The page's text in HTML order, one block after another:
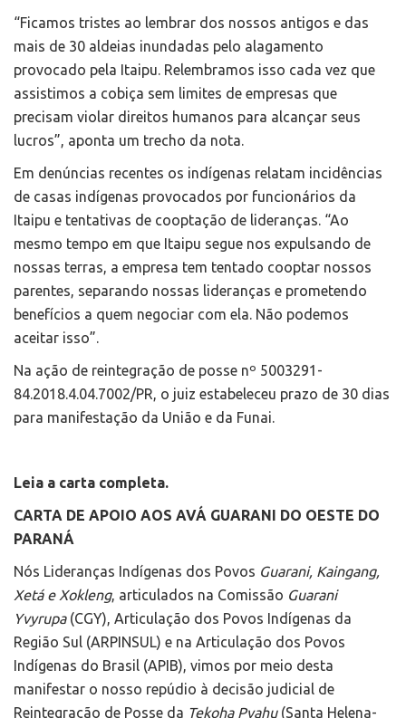
“Ficamos tristes ao lembrar dos nossos antigos e das
mais de 30 aldeias inundadas pelo alagamento
provocado pela Itaipu. Relembramos isso cada vez que
assistimos a cobiça sem limites de empresas que
precisam violar direitos humanos para alcançar seus
lucros”, aponta um trecho da nota.
Em denúncias recentes os indígenas relatam incidências
de casas indígenas provocados por funcionários da
Itaipu e tentativas de cooptação de lideranças. “Ao
mesmo tempo em que Itaipu segue nos expulsando de
nossas terras, a empresa tem tentado cooptar nossos
parentes, separando nossas lideranças e prometendo
benefícios a quem negociar com ela. Não podemos
aceitar isso”.
Na ação de reintegração de posse nº 5003291-
84.2018.4.04.7002/PR, o juiz estabeleceu prazo de 30 dias
para manifestação da União e da Funai.
Leia a carta completa.
CARTA DE APOIO AOS AVÁ GUARANI DO OESTE DO
PARANÁ
Nós Lideranças Indígenas dos Povos Guarani, Kaingang,
Xetá e Xokleng, articulados na Comissão Guarani
Yvyrupa(CGY), Articulação dos Povos Indígenas da
Região Sul (ARPINSUL) e na Articulação dos Povos
Indígenas do Brasil (APIB), vimos por meio desta
manifestar o nosso repúdio à decisão judicial de
Reintegração de Posse da Tekoha Pyahu(Santa Helena-